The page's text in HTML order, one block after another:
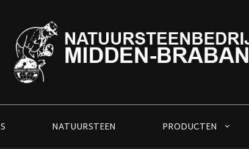
NATUURSTEEN PRODUCTEN